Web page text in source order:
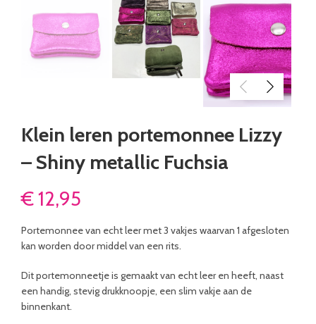
Klein leren portemonnee Lizzy
– Shiny metallic Fuchsia
€12,95
Portemonnee van echt leer met 3 vakjes waarvan 1 afgesloten
kan worden door middel van een rits.
Dit portemonneetje is gemaakt van echt leer en heeft, naast
een handig, stevig drukknoopje, een slim vakje aan de
binnenkant.